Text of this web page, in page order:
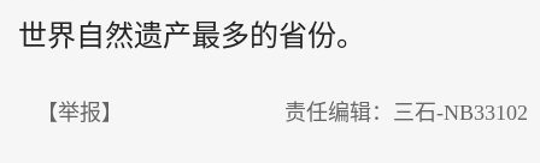
世界自然遗产最多的省份。
【举报】 责任编辑：三石-NB33102